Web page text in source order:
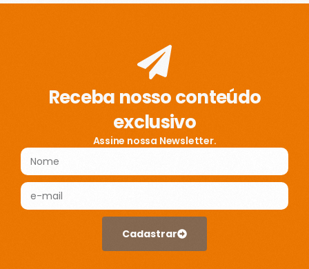
Receba nosso conteúdo
exclusivo
Assine nossa Newsletter.
Cadastrar